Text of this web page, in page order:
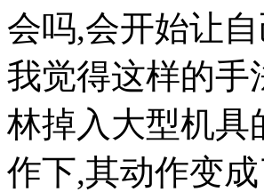
会吗,会开始让
我觉得这样的手
林掉入大型机具
作下,其动作变